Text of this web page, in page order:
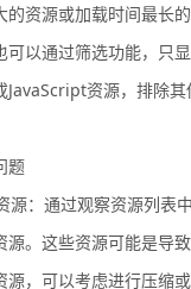
的资源或加载时间最长
以通过筛选功能，只显
JavaScript资源，排除
题
源：通过观察资源列表
源。这些资源可能是导致
源，可以考虑进行压缩